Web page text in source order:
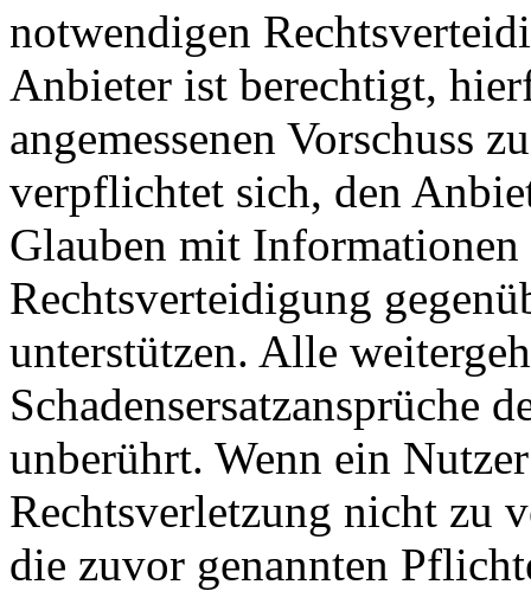
notwendigen
Anbieter ist berechtigt,
angemessenen Vorschuss
verpflichtet sich, den
Glauben mit
Rechtsverteidigung
unterstützen. Alle
Schadensersatzansprüche
unberührt. Wenn ein
Rechtsverletzung nicht zu
die zuvor genannten